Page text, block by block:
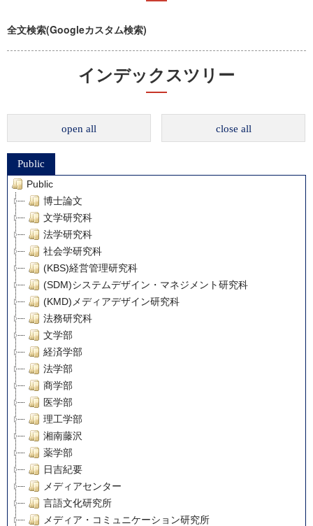
全文検索(Googleカスタム検索)
インデックスツリー
open all close all
Public
Public
博士論文
文学研究科
法学研究科
社会学研究科
(KBS)経営管理研究科
(SDM)システムデザイン・マネジメント研究科
(KMD)メディアデザイン研究科
法務研究科
文学部
経済学部
法学部
商学部
医学部
理工学部
湘南藤沢
薬学部
日吉紀要
メディアセンター
言語文化研究所
メディア・コミュニケーション研究所